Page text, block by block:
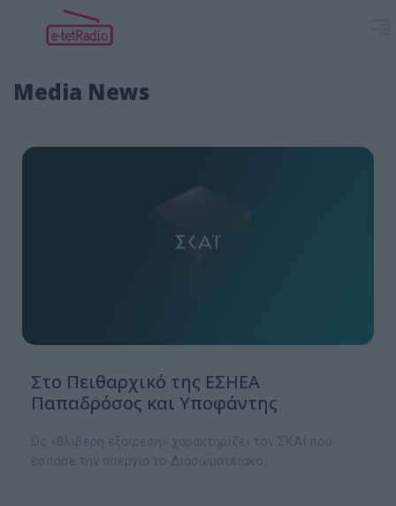
Media News
Στο Πειθαρχικό της ΕΣΗΕΑ
Παπαδρόσος και Υποφάντης
Ως «θλιβερή εξαίρεση» χαρακτηρίζει τον ΣΚΑΪ που
έσπασε την απεργία το Διασωματειακό.